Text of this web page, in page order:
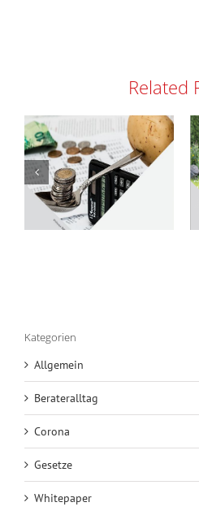
Related
01/2021:
Funkelnagelneu
– Geschäfte
und Läden –
neue Ideen –
Änderungen
Kategorien
Allgemein
Berateralltag
Corona
Gesetze
Whitepaper